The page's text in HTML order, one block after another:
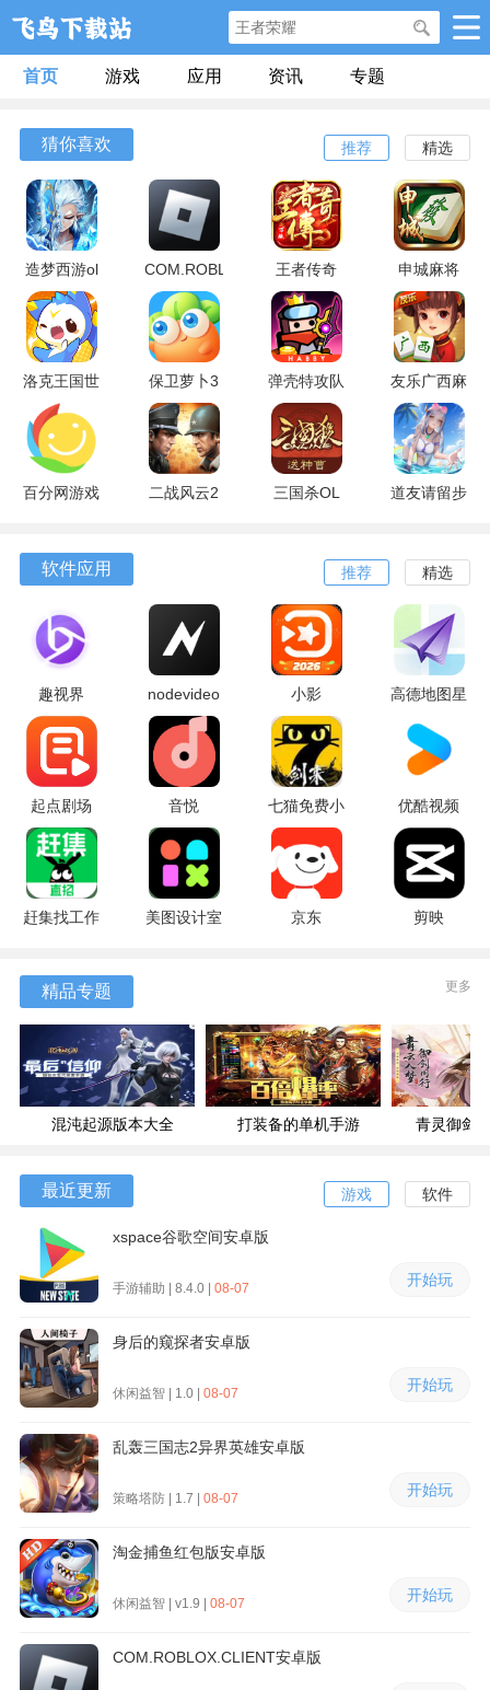
首页 游戏 应用 资讯 专题
猜你喜欢 推荐 精选
造梦西游ol
九游版
COM.ROBLOX.CLIENT王者传奇 申城麻将
洛克王国世
界
保卫萝卜3 弹壳特攻队
友乐广西麻
将
百分网游戏
二战风云2
三国杀OL
道友请留步
软件应用 推荐 精选
趣视界 nodevideo 小影
高德地图星
起点剧场 音悦
七猫免费小
说
优酷视频
赶集找工作 美图设计室 京东 剪映
精品专题 更多
混沌起源版本大全 打装备的单机手游 青灵御剑
最近更新 游戏 软件
xspace谷歌空间安卓版
手游辅助 | 8.4.0 | 08-07 开始玩
身后的窥探者安卓版
休闲益智 | 1.0 | 08-07 开始玩
乱轰三国志2异界英雄安卓版
策略塔防 | 1.7 | 08-07 开始玩
淘金捕鱼红包版安卓版
休闲益智 | v1.9 | 08-07 开始玩
COM.ROBLOX.CLIENT安卓版